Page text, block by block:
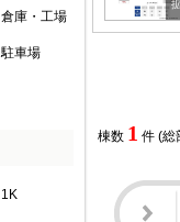
棟数 1 件 (総
倉庫・工場
駐車場
1K